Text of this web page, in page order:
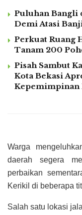
Puluhan Bangli
Demi Atasi
Perkuat Ruang
Tanam 200
Pisah Sambut
Kota Bekasi
Kepemimpinan
Warga
daerah segera
perbaikan
Kerikil di beberapa
Salah satu lokasi